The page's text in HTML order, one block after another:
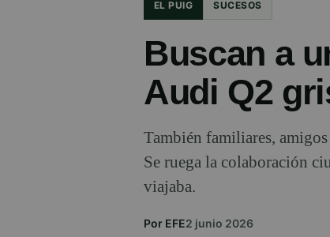
EL PUIG SUCESOS
Buscan a
Audi Q2
También familiares,
Se ruega la colaboración
viajaba.
Por EFE2 junio 2026